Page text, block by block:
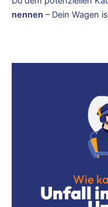
nennen – Dein Wagen
Wie
Unfall